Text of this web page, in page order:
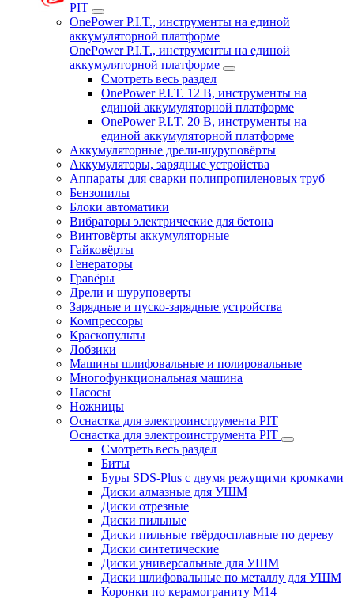
PIT
OnePower P.I.T., инструменты на единой
аккумуляторной платформе
OnePower P.I.T., инструменты на единой
аккумуляторной платформе
Смотреть весь раздел
OnePower P.I.T. 12 В, инструменты на
единой аккумуляторной платформе
OnePower P.I.T. 20 В, инструменты на
единой аккумуляторной платформе
Аккумуляторные дрели-шуруповёрты
Аккумуляторы, зарядные устройства
Аппараты для сварки полипропиленовых труб
Бензопилы
Блоки автоматики
Вибраторы электрические для бетона
Винтовёрты аккумуляторные
Гайковёрты
Генераторы
Гравёры
Дрели и шуруповерты
Зарядные и пуско-зарядные устройства
Компрессоры
Краскопульты
Лобзики
Машины шлифовальные и полировальные
Многофункциональная машина
Насосы
Ножницы
Оснастка для электроинструмента PIT
Оснастка для электроинструмента PIT
Смотреть весь раздел
Биты
Буры SDS-Plus c двумя режущими кромками
Диски алмазные для УШМ
Диски отрезные
Диски пильные
Диски пильные твёрдосплавные по дереву
Диски синтетические
Диски универсальные для УШМ
Диски шлифовальные по металлу для УШМ
Коронки по керамограниту M14